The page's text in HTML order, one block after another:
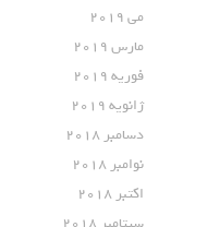
می 2019
مارس 2019
فوریه 2019
ژانویه 2019
دسامبر 2018
نوامبر 2018
اکتبر 2018